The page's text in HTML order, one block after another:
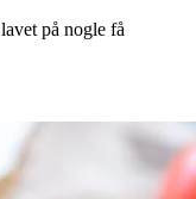
på nogle få